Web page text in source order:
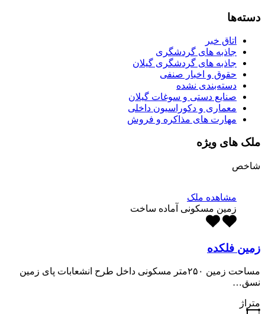
دسته‌ها
اتاق خبر
جاذبه های گردشگری
جاذبه های گردشگری گیلان
حقوق و اخبار صنفی
دسته‌بندی نشده
صنایع دستی و سوغات گیلان
معماری و دکوراسیون داخلی
مهارت های مذاکره و فروش
ملک های ویژه
شاخص
مشاهده ملک
زمین مسکونی آماده ساخت
زمین فلکده
مساحت زمین ۲۵۰متر مسکونی داخل طرح انشعابات پای زمین
نسق…
متراژ